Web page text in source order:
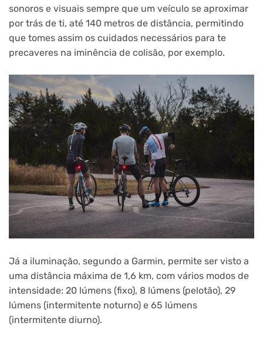
sonoros e visuais sempre que um veículo se aproximar
por trás de ti, até 140 metros de distância, permitindo
que tomes assim os cuidados necessários para te
precaveres na iminência de colisão, por exemplo.
Já a iluminação, segundo a Garmin, permite ser visto a
uma distância máxima de 1,6 km, com vários modos de
intensidade: 20 lúmens (fixo), 8 lúmens (pelotão), 29
lúmens (intermitente noturno) e 65 lúmens
(intermitente diurno).